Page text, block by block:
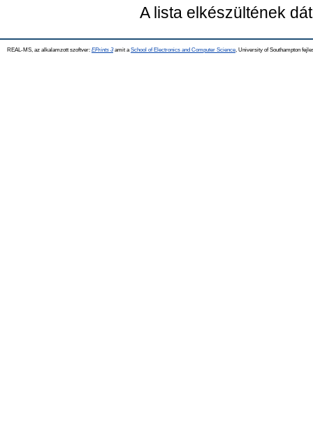
A lista elkészültének
REAL-MS, az alkalamzott szoftver: EPrints 3amit a School of Electronics and Computer Science , University of Southampton